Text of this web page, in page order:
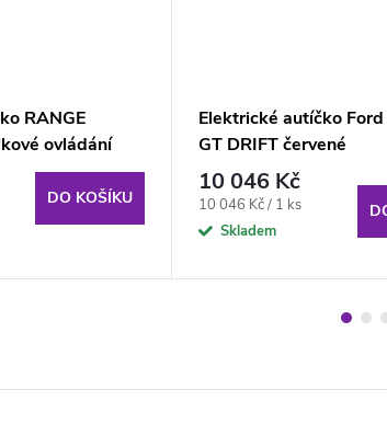
RANGE
ovládání
DO KOŠÍKU
Elektrické autíčko
GT DRIFT červené
10 046 Kč
Měrná
cena:
10 046 Kč / 1 ks
Skladem